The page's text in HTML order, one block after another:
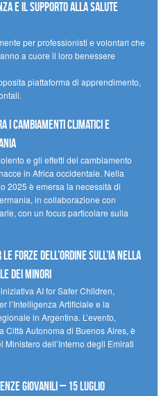
e il supporto alla salute
per professionisti e volontari che
a cuore il loro benessere
piattaforma di apprendimento,
i cambiamenti climatici e
e gli effetti del cambiamento
in Africa occidentale. Nella
2025 è emersa la necessità di
in collaborazione con
con un focus particolare sulla
le forze dell’ordine sull’IA nella
dei minori
AI for Safer Children,
l’Intelligenza Artificiale e la
in Argentina. L’evento,
Città Autonoma di Buenos Aires, è
dell’Interno degli Emirati
Giovanili – 15 luglio